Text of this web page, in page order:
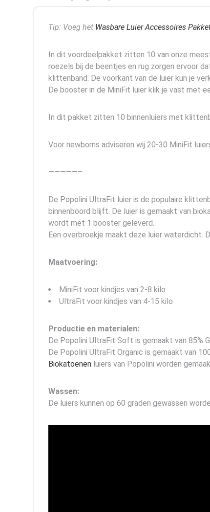
Tip: Voeg het Wasbare Luier Accessoires
In dit voordeelpakket zitten 10 van onze
roezels bij de beentjes en rug zorgen ervoor
klittenband. De voorkant van de luier kun je
De booster in de MiniFit luier klik je vast met
In dit pakket zitten 10 binnenluiers met
Voor newborns adviseren wij 20-30 MiniFit
—————–
De Popolini UltraFit luier is de populaire
binnenboord blijft. De luier is gemaakt van
wordt met 1 booster geleverd.
Een overbroekje maakt deze luier waterdicht.
Maatvoering:
MiniFit voor kindjes van 2-8 kilo
UltraFit voor kindjes van 4-15 kilo
Productie en materialen:
De Popolini UltraFit Soft is gemaakt van 85%
De Popolini UltraFit Organic is gemaakt van
Biokatoenen luiers van Popolini worden
Wassen:
De luiers kunnen op 60 graden gewassen